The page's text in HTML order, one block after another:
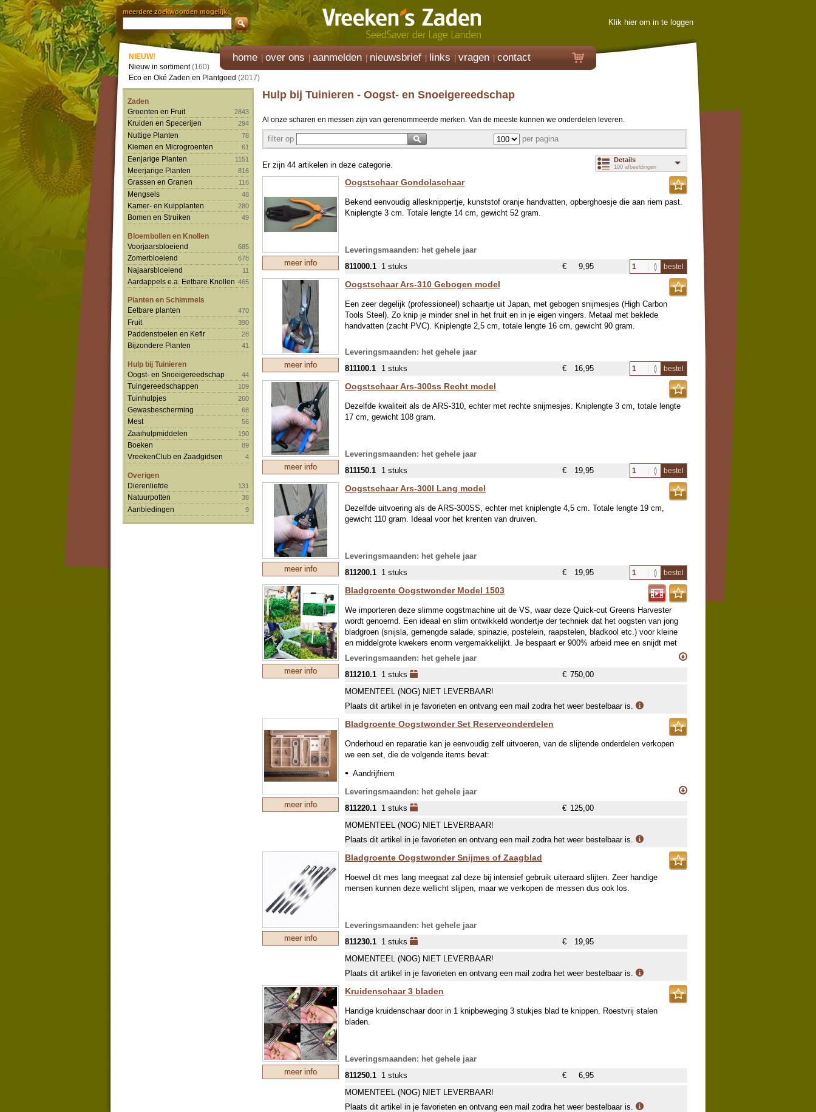
meerdere zoekwoorden mogelijk
Klik hier om in te loggen
home over ons aanmelden nieuwsbrief links vragen contact
NIEUW!
Nieuw in sortiment(160)
Eco en Oké Zaden en Plantgoed (2017)
Zaden
Groenten en Fruit
2843
Kruiden en Specerijen 294
Nuttige Planten 78
Kiemen en Microgroenten 61
Eenjarige Planten 1151
Meerjarige Planten 816
Grassen en Granen 116
Mengsels 48
Kamer- en Kuipplanten 280
Bomen en Struiken 49
Bloembollen en Knollen
Voorjaarsbloeiend
685
Zomerbloeiend 678
Najaarsbloeiend 11
Aardappels e.a. Eetbare Knollen 465
Planten en Schimmels
Eetbare planten
470
Fruit 390
Paddenstoelen en Kefir 28
Bijzondere Planten 41
Hulp bij Tuinieren
Oogst- en Snoeigereedschap
44
Tuingereedschappen 109
Tuinhulpjes 260
Gewasbescherming 68
Mest 56
Zaaihulpmiddelen 190
Boeken 89
VreekenClub en Zaadgidsen 4
Overigen
Dierenliefde
131
Natuurpotten 38
Aanbiedingen 9
Hulp bij Tuinieren - Oogst- en Snoeigereedschap
Al onze scharen en messen zijn van gerenommeerde merken. Van de meeste kunnen we onderdelen leveren.
filter op per pagina
Details
100 afbeeldingen
Er zijn 44 artikelen in deze categorie.
meer info
Oogstschaar Gondolaschaar
Bekend eenvoudig allesknippertje, kunststof oranje handvatten, opberghoesje die aan riem past.
Kniplengte 3 cm. Totale lengte 14 cm, gewicht 52 gram.
Leveringsmaanden: het gehele jaar
811000.1 1 stuks € 9,95 bestel
meer info
Oogstschaar Ars-310 Gebogen model
Een zeer degelijk (professioneel) schaartje uit Japan, met gebogen snijmesjes (High Carbon
Tools Steel). Zo knip je minder snel in het fruit en in je eigen vingers. Metaal met beklede
handvatten (zacht PVC). Kniplengte 2,5 cm, totale lengte 16 cm, gewicht 90 gram.
Leveringsmaanden: het gehele jaar
811100.1
1 stuks € 16,95 bestel
meer info
Oogstschaar Ars-300ss Recht model
Dezelfde kwaliteit als de ARS-310, echter met rechte snijmesjes. Kniplengte 3 cm, totale lengte
17 cm, gewicht 108 gram.
Leveringsmaanden: het gehele jaar
811150.1
1 stuks € 19,95 bestel
meer info
Oogstschaar Ars-300l Lang model
Dezelfde uitvoering als de ARS-300SS, echter met kniplengte 4,5 cm. Totale lengte 19 cm,
gewicht 110 gram. Ideaal voor het krenten van druiven.
Leveringsmaanden: het gehele jaar
811200.1 1 stuks € 19,95 bestel
meer info
Bladgroente Oogstwonder Model 1503
We importeren deze slimme oogstmachine uit de VS, waar deze Quick-cut Greens Harvester
wordt genoemd. Een ideaal en slim ontwikkeld wondertje der techniek dat het oogsten van jong
bladgroen (snijsla, gemengde salade, spinazie, postelein, raapstelen, bladkool etc.) voor kleine
en middelgrote kwekers enorm vergemakkelijkt. Je bespaart er 900% arbeid mee en snijdt met
gemak 80 kg bladgroen per uur. De werking komt er op neer, dat door je (eigen!) accuschroeftol
een as met nylon touwen wordt aangedreven. Deze touwen drijven de te oogsten bladgroente
richting een scherp mes (of zaagblad) dat uit vele halfrond geslepen delen bestaat. Na het
afsnijden komt het groen in dezelfde swing in een vangbak terecht.
Het vlijmscherpe zaagblad zorgt voor een schonere snede dan met de hand te oogsten met een
mes of schaar. Met een eenvoudige pen kan het blad draaien voor eenvoudig schoonmaken,
slijpen of vervangen.
Inmiddels hebben honderden kwekers over de hele wereld dit oogstwondertje in gebruik en de
beoordelingen zijn zeer lovend!
Zie voor een onderdelenset (incl. zaagblad):
Leveringsmaanden: het gehele jaar
811210.1 1 stuks € 750,00
MOMENTEEL (NOG) NIET LEVERBAAR!
Plaats dit artikel in je favorieten en ontvang een mail zodra het weer bestelbaar is.
meer info
Bladgroente Oogstwonder Set Reserveonderdelen
Onderhoud en reparatie kan je eenvoudig zelf uitvoeren, van de slijtende onderdelen verkopen
we een set, die de volgende items bevat:
Aandrijfriem
Zaagblad
Aandrijfaslagers
Mocht er toch iets anders kapot zijn, dan kan je in de “explosietekening” zien welk nummer
Leveringsmaanden: het gehele jaar
811220.1 1 stuks € 125,00
MOMENTEEL (NOG) NIET LEVERBAAR!
Plaats dit artikel in je favorieten en ontvang een mail zodra het weer bestelbaar is.
meer info
Bladgroente Oogstwonder Snijmes of Zaagblad
Hoewel dit mes lang meegaat zal deze bij intensief gebruik uiteraard slijten. Zeer handige
mensen kunnen deze wellicht slijpen, maar we verkopen de messen dus ook los.
Leveringsmaanden: het gehele jaar
811230.1 1 stuks €
19,95
MOMENTEEL (NOG) NIET LEVERBAAR!
Plaats dit artikel in je favorieten en ontvang een mail zodra het weer bestelbaar is.
meer info
Kruidenschaar 3 bladen
Handige kruidenschaar door in 1 knipbeweging 3 stukjes blad te knippen. Roestvrij stalen
bladen.
Leveringsmaanden: het gehele jaar
811250.1 1 stuks €
6,95
MOMENTEEL (NOG) NIET LEVERBAAR!
Plaats dit artikel in je favorieten en ontvang een mail zodra het weer bestelbaar is.